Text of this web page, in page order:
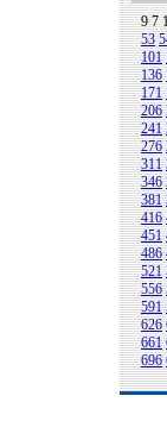
9 7
53
101
136
171
206
241
276
311
346
381
416
451
486
521
556
591
626
661
696